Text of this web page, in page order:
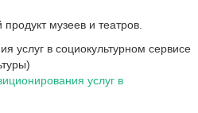
музеев и театров.
услуг в социокультурном сервисе
услуг в